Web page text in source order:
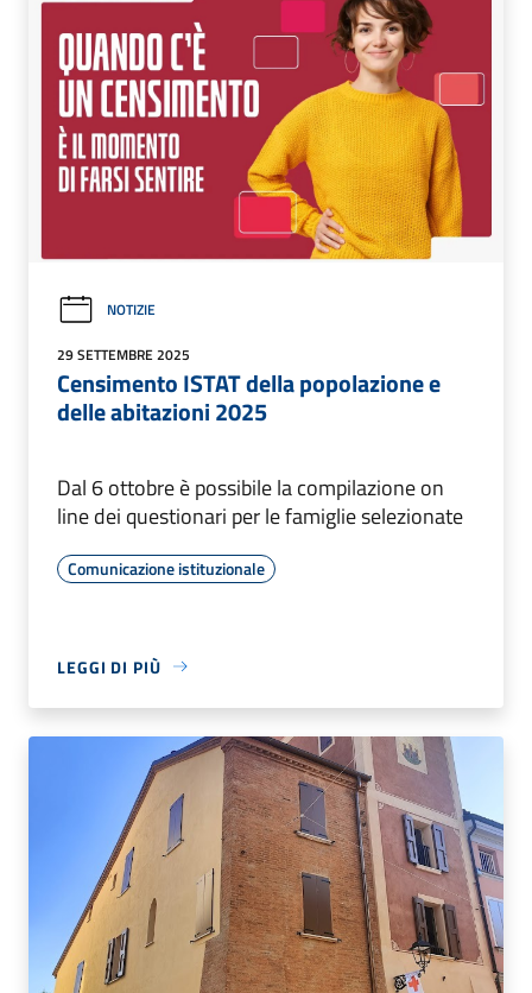
NOTIZIE
29 SETTEMBRE 2025
Censimento ISTAT della popolazione e
delle abitazioni 2025
Dal 6 ottobre è possibile la compilazione on
line dei questionari per le famiglie selezionate
Comunicazione istituzionale
LEGGI DI PIÙ